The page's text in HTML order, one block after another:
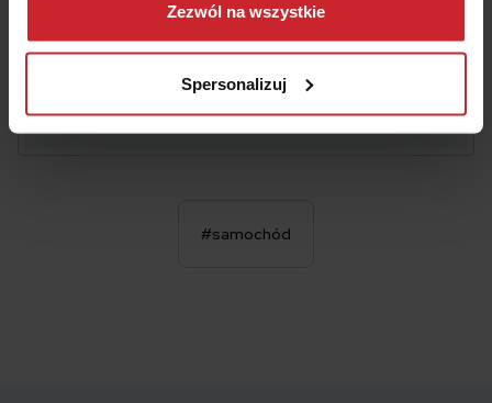
można się z nami skontaktować i w jaki sposób
przetwarzamy dane osobowe w ramachPolityki
Zezwól na wszystkie
Spersonalizuj
#samochód